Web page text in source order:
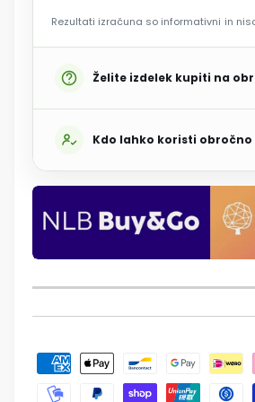
Rezultati izračuna so informativni in
Želite izdelek kupiti na
Kdo lahko koristi
N
a